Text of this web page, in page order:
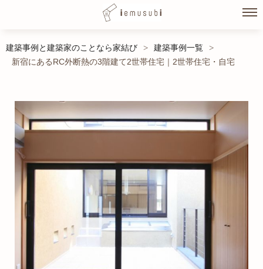
to
content
建築事例と建築家のことなら家結び > 建築事例一覧
>
新宿にあるRC外断熱の3階建て2世帯住宅｜2世帯住宅・自宅